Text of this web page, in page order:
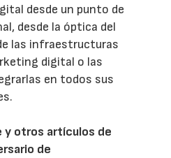
desde un punto de
desde la óptica del
las infraestructuras
digital o las
en todos sus
y otros artículos de
de